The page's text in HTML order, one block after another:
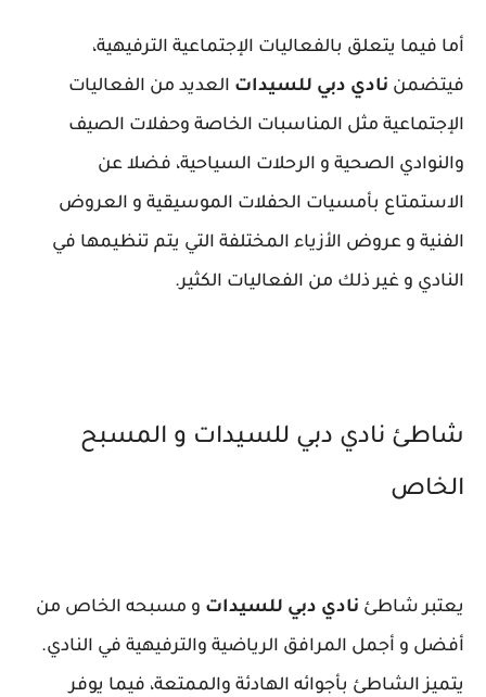
أما فيما يتعلق بالفعاليات الإجتماعية الترفيهية،
فيتضمن نادي دبي للسيدات العديد من الفعاليات
الإجتماعية مثل المناسبات الخاصة وحفلات الصيف
والنوادي الصحية و الرحلات السياحية، فضلا عن
الاستمتاع بأمسيات الحفلات الموسيقية و العروض
الفنية و عروض الأزياء المختلفة التي يتم تنظيمها في
النادي و غير ذلك من الفعاليات الكثير.
شاطئ نادي دبي للسيدات و المسبح
الخاص
يعتبر شاطئ نادي دبي للسيدات و مسبحه الخاص من
أفضل و أجمل المرافق الرياضية والترفيهية في النادي.
يتميز الشاطئ بأجوائه الهادئة والممتعة، فيما يوفر